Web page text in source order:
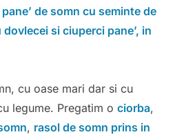
pane’ de somn cu seminte de
dovlecei si ciuperci pane’, in
cu oase mari dar si cu
legume. Pregatim o ciorba,
, rasol de somn prins in